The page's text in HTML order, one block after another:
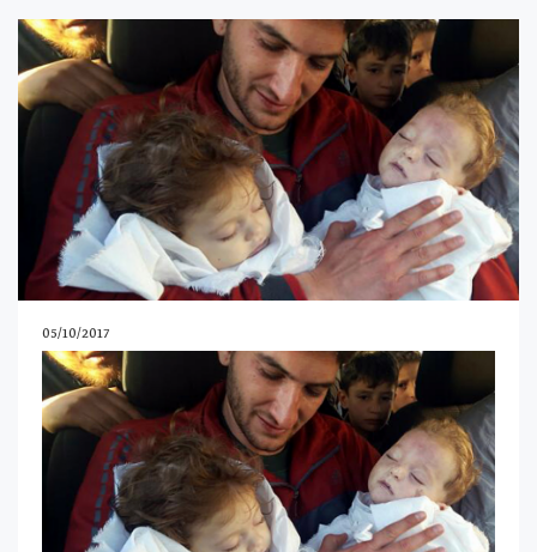
05/10/2017